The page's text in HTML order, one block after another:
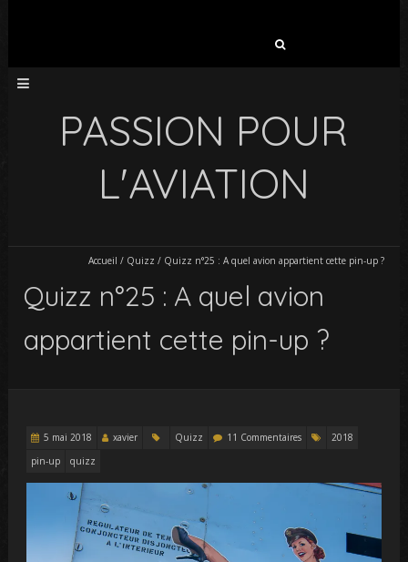
PASSION POUR
L'AVIATION
Accueil / Quizz / Quizz n°25 : A quel avion appartient cette pin-up ?
Quizz n°25 : A quel avion
appartient cette pin-up ?
5 mai 2018 xavier Quizz 11 Commentaires
2018
pin-up
quizz